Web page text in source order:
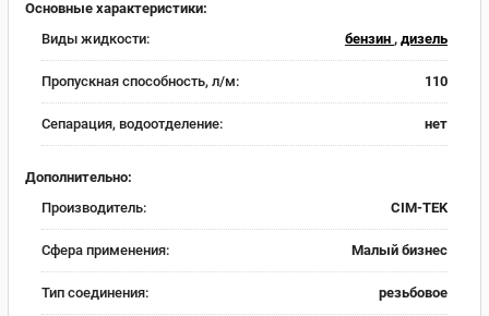
Основные характеристики:
Виды жидкости:
бензин , дизель
Пропускная способность, л/м: 110
Сепарация, водоотделение: нет
Дополнительно:
Производитель:
CIM-TEK
Сфера применения: Малый бизнес
Тип соединения: резьбовое